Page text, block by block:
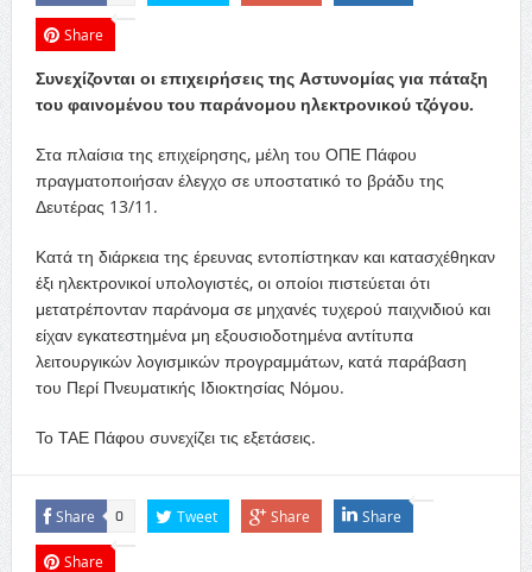
Share
Συνεχίζονται οι επιχειρήσεις της Αστυνομίας για πάταξη
του φαινομένου του παράνομου ηλεκτρονικού τζόγου.
Στα πλαίσια της επιχείρησης, μέλη του ΟΠΕ Πάφου
πραγματοποιήσαν έλεγχο σε υποστατικό το βράδυ της
Δευτέρας 13/11.
Κατά τη διάρκεια της έρευνας εντοπίστηκαν και κατασχέθηκαν
έξι ηλεκτρονικοί υπολογιστές, οι οποίοι πιστεύεται ότι
μετατρέπονταν παράνομα σε μηχανές τυχερού παιχνιδιού και
είχαν εγκατεστημένα μη εξουσιοδοτημένα αντίτυπα
λειτουργικών λογισμικών προγραμμάτων, κατά παράβαση
του Περί Πνευματικής Ιδιοκτησίας Νόμου.
Το ΤΑΕ Πάφου συνεχίζει τις εξετάσεις.
Share 0 Tweet Share Share
Share